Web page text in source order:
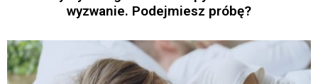
wyzwanie. Podejmiesz próbę?